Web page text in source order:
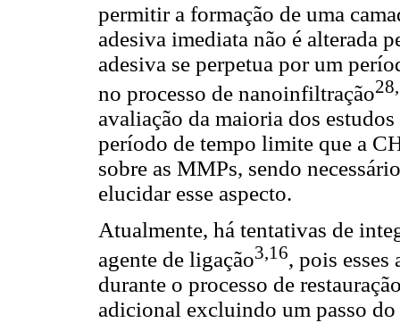
permitir a formação de uma
adesiva imediata não é alterada
adesiva se perpetua por um
no processo de nanoinfiltração
avaliação da maioria dos
período de tempo limite que a
sobre as MMPs, sendo
elucidar esse aspecto.
Atualmente, há tentativas de
agente de ligação3,16, pois esses
durante o processo de
adicional excluindo um passo do